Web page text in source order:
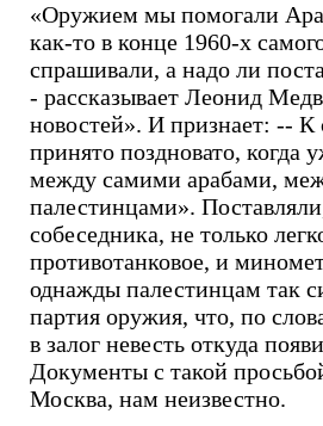
«Оружием мы помогали
как-то в конце 1960-х
спрашивали, а надо ли
- рассказывает Леонид
новостей». И признает: --
принято поздновато, когда
между самими арабами,
палестинцами».
собеседника, не только
противотанковое, и
однажды палестинцам так
партия оружия, что, по
в залог невесть откуда
Документы с такой
Москва, нам неизвестно.